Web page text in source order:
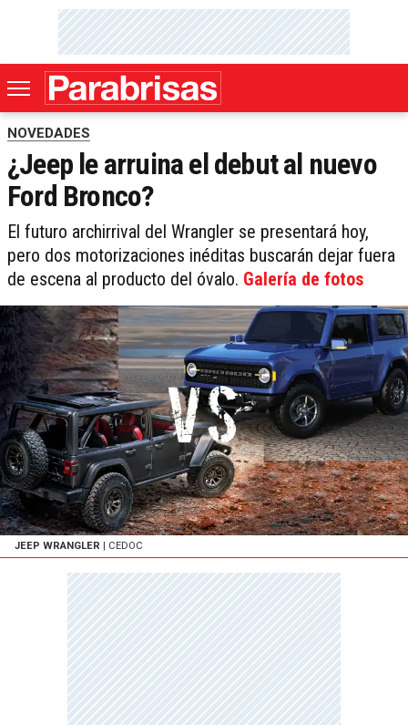
NOVEDADES
¿Jeep le arruina el debut al nuevo
Ford Bronco?
El futuro archirrival del Wrangler se presentará hoy,
pero dos motorizaciones inéditas buscarán dejar fuera
de escena al producto del óvalo. Galería de fotos
JEEP WRANGLER | CEDOC